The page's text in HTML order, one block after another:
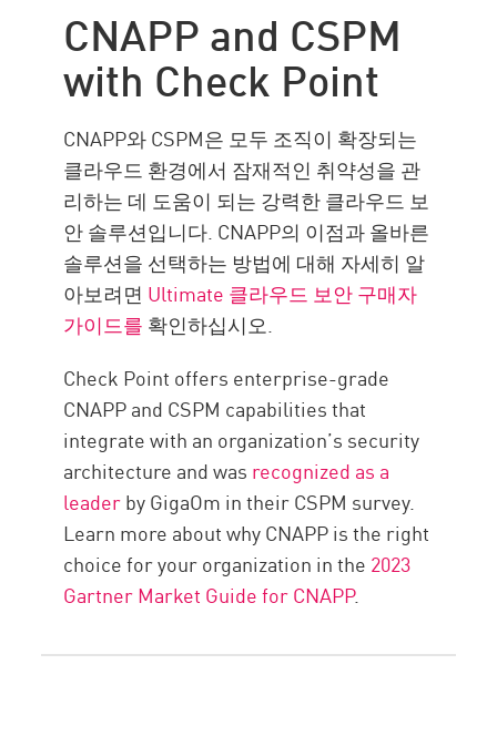
CNAPP and CSPM
with Check Point
CNAPP와 CSPM은 모두 조직이 확장되는
클라우드 환경에서 잠재적인 취약성을 관
리하는 데 도움이 되는 강력한 클라우드 보
안 솔루션입니다. CNAPP의 이점과 올바른
솔루션을 선택하는 방법에 대해 자세히 알
아보려면 Ultimate 클라우드 보안 구매자
가이드를 확인하십시오.
Check Point offers enterprise-grade
CNAPP and CSPM capabilities that
integrate with an organization’s security
architecture and was recognized as a
leaderby GigaOm in their CSPM survey.
Learn more about why CNAPP is the right
choice for your organization in the 2023
Gartner Market Guide for CNAPP.